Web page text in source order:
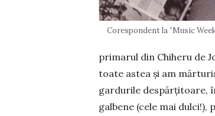
Corespondent la ”Music
primarul din Chiheru de
toate astea și am
gardurile despărțitoare,
galbene (ce­le mai